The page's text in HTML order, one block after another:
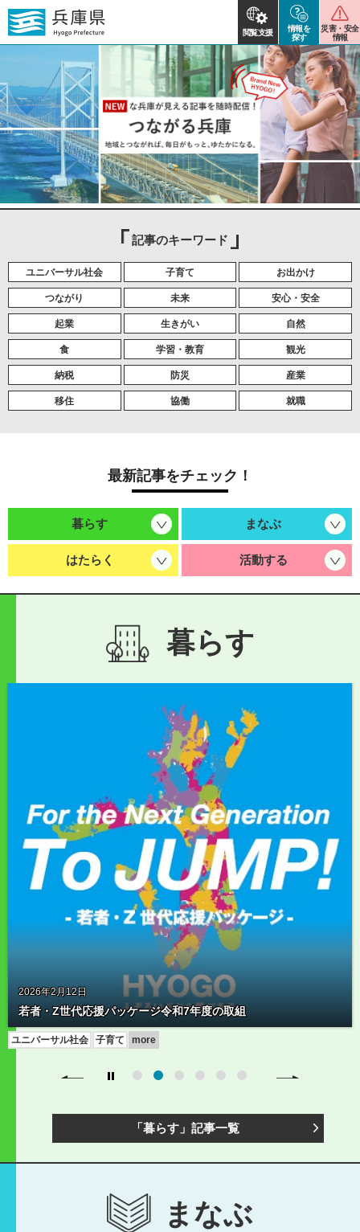
閲覧支援
情報を
探す
災害・安全
情報
記事のキーワード
ユニバーサル社会 子育て お出かけ
つながり 未来 安心・安全
起業 生きがい 自然
食 学習・教育 観光
納税 防災 産業
移住 協働 就職
最新記事をチェック！
暮らす まなぶ
はたらく 活動する
暮らす
2025年11月19日
地域みんなで子育てをする
子育て お出かけ more
「暮らす」記事一覧
まなぶ